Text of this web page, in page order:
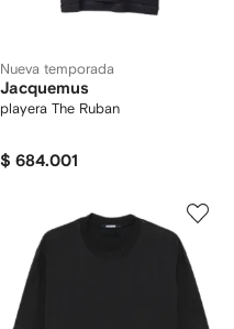
Nueva temporada
Jacquemus
playera The Ruban
$ 684.001